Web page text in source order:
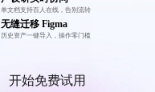
单文档支持百人在线，告别流转
无缝迁移 Figma
历史资产一键导入，操作零门槛
开始免费试用